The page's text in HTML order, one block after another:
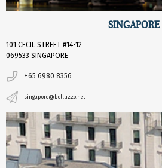
SINGAPORE
101 CECIL STREET #14-12
069533 SINGAPORE
+65 6980 8356
singapore@belluzzo.net